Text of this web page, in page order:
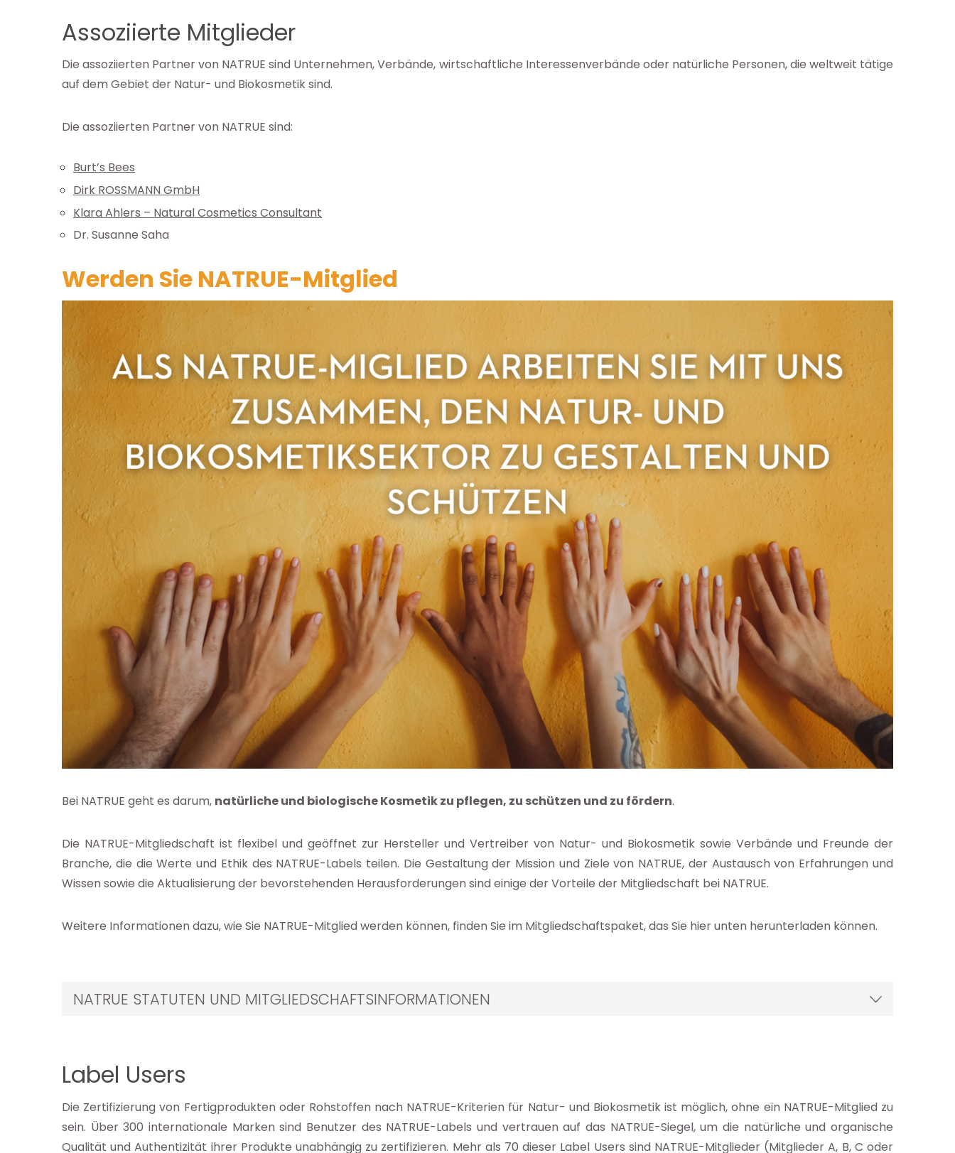
Assoziierte Mitglieder
Die assoziierten Partner von NATRUE sind Unternehmen, Verbände, wirtschaftliche Interessenverbände oder natürliche Personen, die weltweit tätige
auf dem Gebiet der Natur- und Biokosmetik sind.
Die assoziierten Partner von NATRUE sind:
Burt’s Bees
Dirk ROSSMANN GmbH
Klara Ahlers – Natural Cosmetics Consultant
Dr. Susanne Saha
Werden Sie NATRUE-Mitglied
Bei NATRUE geht es darum, natürliche und biologische Kosmetik zu pflegen, zu schützen und zu fördern.
Die NATRUE-Mitgliedschaft ist flexibel und geöffnet zur Hersteller und Vertreiber von Natur- und Biokosmetik sowie Verbände und Freunde der
Branche, die die Werte und Ethik des NATRUE-Labels teilen. Die Gestaltung der Mission und Ziele von NATRUE, der Austausch von Erfahrungen und
Wissen sowie die Aktualisierung der bevorstehenden Herausforderungen sind einige der Vorteile der Mitgliedschaft bei NATRUE.
Weitere Informationen dazu, wie Sie NATRUE-Mitglied werden können, finden Sie im Mitgliedschaftspaket, das Sie hier unten herunterladen können.
NATRUE STATUTEN UND MITGLIEDSCHAFTSINFORMATIONEN
Label Users
Die Zertifizierung von Fertigprodukten oder Rohstoffen nach NATRUE-Kriterien für Natur- und Biokosmetik ist möglich, ohne ein NATRUE-Mitglied zu
sein. Über 300 internationale Marken sind Benutzer des NATRUE-Labels und vertrauen auf das NATRUE-Siegel, um die natürliche und organische
Qualität und Authentizität ihrer Produkte unabhängig zu zertifizieren. Mehr als 70 dieser Label Users sind NATRUE-Mitglieder (Mitglieder A, B, C oder